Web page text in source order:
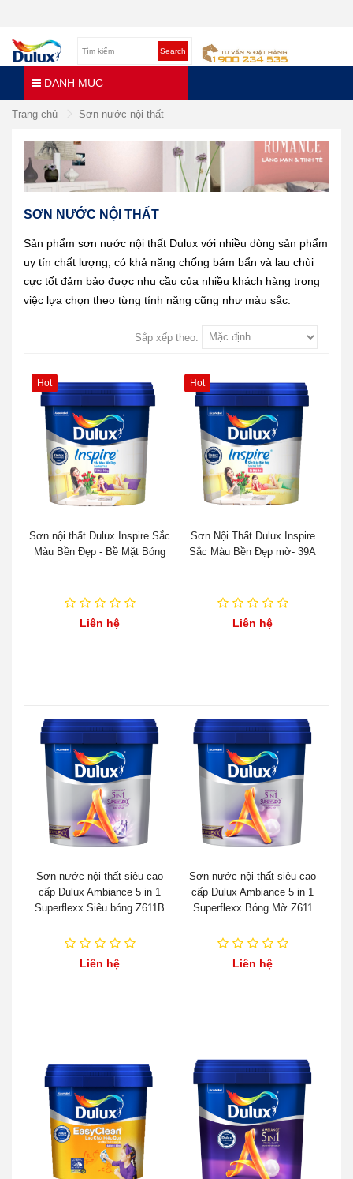
Search
DANH MỤC
Trang chủ Sơn nước nội thất
SƠN NƯỚC NỘI THẤT
Sản phẩm sơn nước nội thất Dulux với nhiều dòng sản phẩm
uy tín chất lượng, có khả năng chống bám bẩn và lau chùi
cực tốt đảm bảo được nhu cầu của nhiều khách hàng trong
việc lựa chọn theo từng tính năng cũng như màu sắc.
Sắp xếp theo:
Hot
Sơn nội thất Dulux Inspire Sắc
Màu Bền Đẹp - Bề Mặt Bóng
Liên hệ
Hot
Sơn Nội Thất Dulux Inspire
Sắc Màu Bền Đẹp mờ- 39A
Liên hệ
Sơn nước nội thất siêu cao
cấp Dulux Ambiance 5 in 1
Superflexx Siêu bóng Z611B
Liên hệ
Sơn nước nội thất siêu cao
cấp Dulux Ambiance 5 in 1
Superflexx Bóng Mờ Z611
Liên hệ